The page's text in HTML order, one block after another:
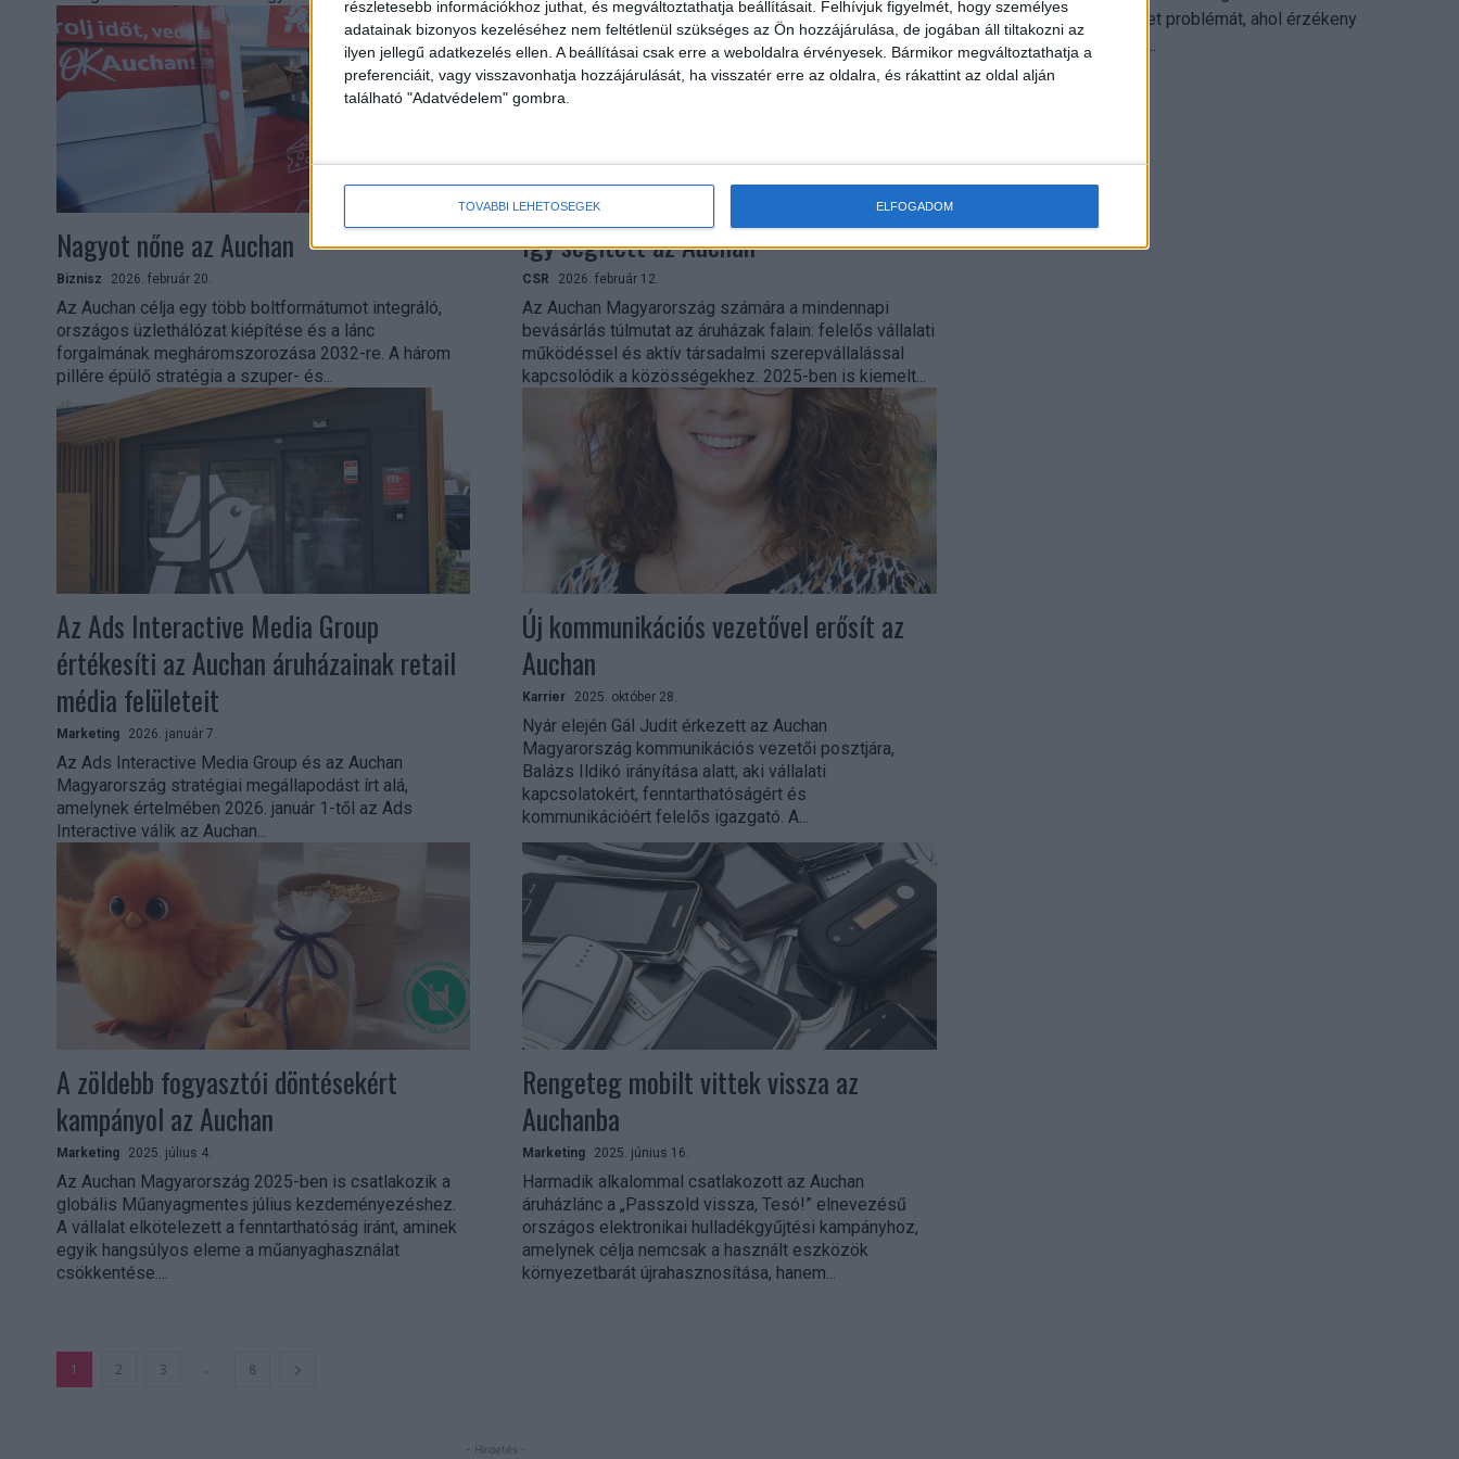
részletesebb információkhoz juthat, és megváltoztathatja beállításait. Felhívjuk figyelmét, hogy személyes
adatainak bizonyos kezeléséhez nem feltétlenül szükséges az Ön hozzájárulása, de jogában áll tiltakozni az
ilyen jellegű adatkezelés ellen. A beállításai csak erre a weboldalra érvényesek. Bármikor megváltoztathatja a
preferenciáit, vagy visszavonhatja hozzájárulását, ha visszatér erre az oldalra, és rákattint az oldal alján
található "Adatvédelem" gombra.
TOVÁBBI LEHETŐSÉGEK ELFOGADOM
Nagyot nőne az Auchan
Biznisz 2026. február 20.
Az Auchan célja egy több boltformátumot integráló,
országos üzlethálózat kiépítése és a lánc
forgalmának megháromszorozása 2032-re. A három
pillére épülő stratégia a szuper- és...
Így segített az Auchan
CSR 2026. február 12.
Az Auchan Magyarország számára a mindennapi
bevásárlás túlmutat az áruházak falain: felelős vállalati
működéssel és aktív társadalmi szerepvállalással
kapcsolódik a közösségekhez. 2025-ben is kiemelt...
Az Ads Interactive Media Group
értékesíti az Auchan áruházainak retail
média felületeit
Marketing 2026. január 7.
Az Ads Interactive Media Group és az Auchan
Magyarország stratégiai megállapodást írt alá,
amelynek értelmében 2026. január 1-től az Ads
Interactive válik az Auchan...
Új kommunikációs vezetővel erősít az
Auchan
Karrier 2025. október 28.
Nyár elején Gál Judit érkezett az Auchan
Magyarország kommunikációs vezetői posztjára,
Balázs Ildikó irányítása alatt, aki vállalati
kapcsolatokért, fenntarthatóságért és
kommunikációért felelős igazgató. A...
A zöldebb fogyasztói döntésekért
kampányol az Auchan
Marketing 2025. július 4.
Az Auchan Magyarország 2025-ben is csatlakozik a
globális Műanyagmentes július kezdeményezéshez.
A vállalat elkötelezett a fenntarthatóság iránt, aminek
egyik hangsúlyos eleme a műanyaghasználat
csökkentése....
Rengeteg mobilt vittek vissza az
Auchanba
Marketing 2025. június 16.
Harmadik alkalommal csatlakozott az Auchan
áruházlánc a „Passzold vissza, Tesó!” elnevezésű
országos elektronikai hulladékgyűjtési kampányhoz,
amelynek célja nemcsak a használt eszközök
környezetbarát újrahasznosítása, hanem...
1 2 3 ... 8
- Hirdetés -
különösen ott jelenthet problémát, ahol érzékeny
üzleti információkkal...